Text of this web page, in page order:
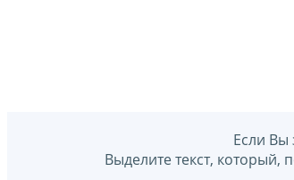
Если Вы
Выделите текст,